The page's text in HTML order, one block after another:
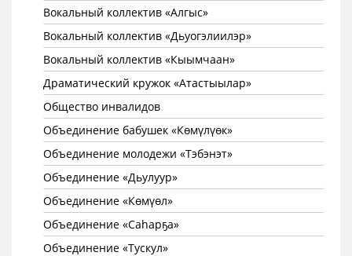
Вокальный коллектив «Алгыс»
Вокальный коллектив «Дьуогэлиилэр»
Вокальный коллектив «Кыымчаан»
Драматический кружок «Атастыылар»
Общество инвалидов
Объединение бабушек «Көмүлүөк»
Объединение молодежи «Тэбэнэт»
Объединение «Дьулуур»
Объединение «Көмүөл»
Объединение «Саhарҕа»
Объединение «Тускул»